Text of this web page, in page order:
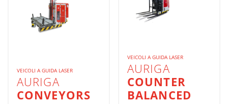
VEICOLI A GUIDA LASER
AURIGA
CONVEYORS
VEICOLI A GUIDA LASER
AURIGA
COUNTER
BALANCED